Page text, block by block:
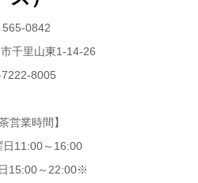
565-0842
千里山東1-14-26
8005
営業時間】
日11:00～16:00
15:00～22:00※